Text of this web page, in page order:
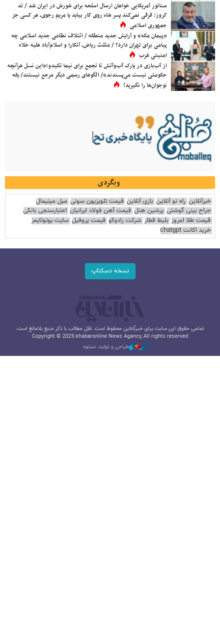
سناتور آمریکایی خواهان ارسال اسلحه برای شورش در ایران شد / تد
کروز: فرقی نمی‌کند پسر شاه روی کار بیاید یا مریم رجوی، هر کسی جز
جمهوری اسلامی
«پیمان مکه» و آرایش جدید منطقه / ائتلاف نظامی جدید اسلامی چه
پیامی برای تهران دارد؟ / مثلث ریاض، آنکارا و اسلام‌آباد علیه خلاء
امنیتی غرب
از آب‌بازی در پارک آب‌وآتش تا تجمع برای نیما تکیدو؛«این نسل هرآنچه
حکومتی نیست می‌پسندند»/ الگوهای رسمی دیگر مرجع نیستند/ یقه
نوجوان‌ها را نگیرید!
وبگردی
خبرآنلاین راه نو آنلاین بازی آنلاین قیمت تلویزیون سونی مبل مینیمال
جراح بینی گوشتی پرشین هتل قیمت آهن فولاد ایرانیان اعتبارسنجی بانکی
قیمت طلا امروز بلیط قطار شرکت رادوکو قیمت پروفیل سایت یوتوتایمز
خرید اکانت chatgpt
نسخه دسکتاپ
تمامی حقوق این سایت برای خبرآنلاین محفوظ است. نقل مطالب با ذکر منبع بلامانع است.
Copyright © 2025 khabaronline News Agancy, All rights reserved
طراحی و تولید: نستوه